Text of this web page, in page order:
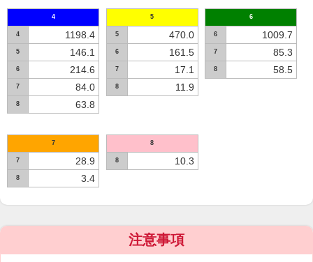
4
4 1198.4
5 146.1
6 214.6
7 84.0
8 63.8
5
5 470.0
6 161.5
7 17.1
8 11.9
6
6 1009.7
7 85.3
8 58.5
7
7 28.9
8 3.4
8
8 10.3
注意事項